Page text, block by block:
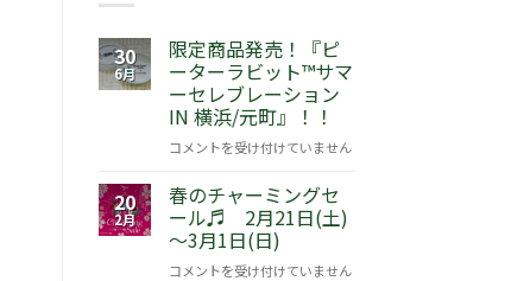
30
6月
限定商品発売！『ピ
ーターラビット™サマ
ーセレブレーション
IN 横浜/元町』！！
限
商
品
発
売！
コメントを受け付けていません
20
2月
春のチャーミングセ
ール♬ 2月21日(土)
～3月1日(日)
春
コメントを受け付けていません